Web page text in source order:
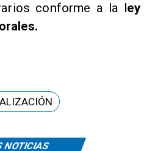
conforme a la ley
NOTICIAS